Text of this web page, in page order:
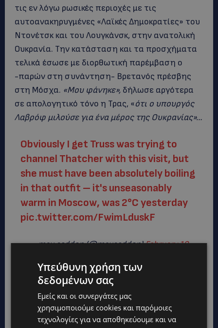
τις εν λόγω ρωσικές περιοχές με τις
αυτοανακηρυγμένες «Λαϊκές Δημοκρατίες» του
Ντονέτσκ και του Λουγκάνσκ, στην ανατολική
Ουκρανία. Την κατάσταση και τα προσχήματα
τελικά έσωσε με διορθωτική παρέμβαση ο
-παρών στη συνάντηση- Βρετανός πρέσβης
στη Μόσχα. «Μου φάνηκε», δήλωσε αργότερα
σε απολογητικό τόνο η Τρας, «ότι ο υπουργός
Λαβρόφ μιλούσε για ένα μέρος της Ουκρανίας»…
Obviously I get Truss was trying to
channel Thatcher with this visit, but
she must have been absolutely boiling
in that outfit – it's unseasonably
warm in Moscow, was 2°C yesterday
pic.twitter.com/FwimLduskF
— max seddon (@maxseddon)February 10,
Κατά τα λοιπά, δεν παρέλειψε κατά την
επίσκεψή της στη ρωσική πρωτεύουσα να
ποζάρει με γούνινο καπέλα στην Κόκκινη
Πλατεία και να αναρτήσει τις φωτογραφίες
Υπεύθυνη χρήση των
δεδομένων σας
Εμείς και οι συνεργάτες μας
χρησιμοποιούμε cookies και παρόμοιες
τεχνολογίες για να αποθηκεύουμε και να